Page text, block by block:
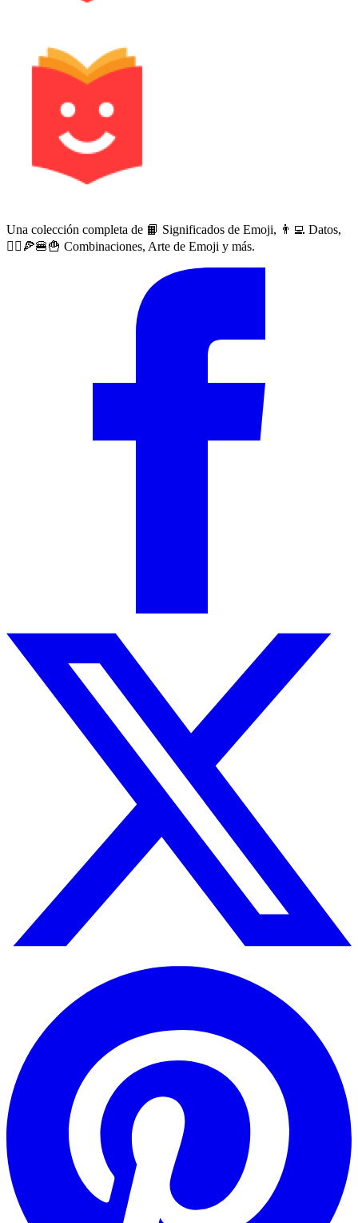
Una colección completa de 📙 Significados de Emoji, 👨‍💻 Datos,
🙅‍♀️🍕🍔🍟 Combinaciones, Arte de Emoji y más.